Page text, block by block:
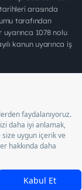
arasında
tarafından
1078 nolu
kanun uyarınca iş